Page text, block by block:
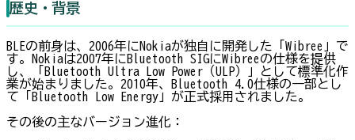
歴史・背景
BLEの前身は、2006年にNokiaが独自に開発した「Wibree」で
す。Nokiaは2007年にBluetooth SIGにWibreeの仕様を提供
し、「Bluetooth Ultra Low Power（ULP）」として標準化作
業が始まりました。2010年、Bluetooth 4.0仕様の一部とし
て「Bluetooth Low Energy」が正式採用されました。
その後の主なバージョン進化：